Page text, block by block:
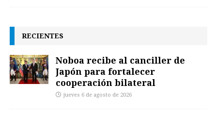
RECIENTES
Noboa recibe al canciller de
Japón para fortalecer
cooperación bilateral
jueves 6 de agosto de 2026